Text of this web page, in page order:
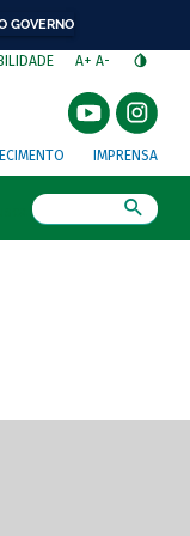
GOVERNO
A+ A-
IMPRENSA